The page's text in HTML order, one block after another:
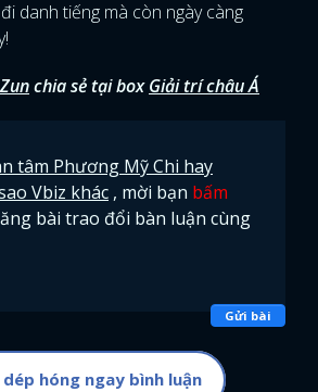
danh tiếng mà còn ngày càng
chia sẻ tại boxGiải trí châu Á
tâm Phương Mỹ Chi hay
Vbiz khác , mời bạn bấm
bài trao đổi bàn luận cùng
Gửi bài
hóng ngay bình luận